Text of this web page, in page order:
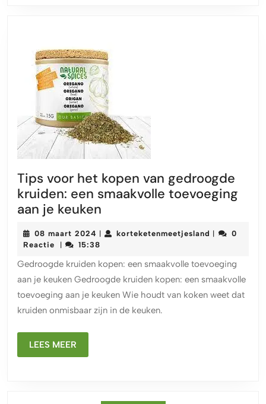
Tips voor het kopen van gedroogde
kruiden: een smaakvolle toevoeging
aan je keuken
het
van
gedroogde
kruiden:
een
08 maart 2024 08
maart
| korteketenmeetjesland |
0
Reactie
| 15:38
Gedroogde kruiden kopen: een smaakvolle toevoeging
aan je keuken Gedroogde kruiden kopen: een smaakvolle
toevoeging aan je keuken Wie houdt van koken weet dat
kruiden onmisbaar zijn in de keuken.
LEES MEER
MEER